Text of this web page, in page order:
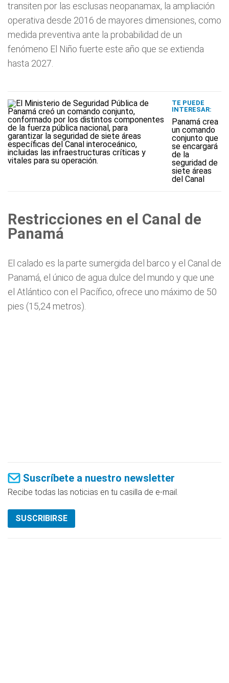
transiten por las esclusas neopanamax, la ampliación
operativa desde 2016 de mayores dimensiones, como
medida preventiva ante la probabilidad de un
fenómeno El Niño fuerte este año que se extienda
hasta 2027.
TE PUEDE
INTERESAR:
Panamá crea
un comando
conjunto que
se encargará
de la
seguridad de
siete áreas
del Canal
Restricciones en el Canal de
Panamá
El calado es la parte sumergida del barco y el Canal de
Panamá, el único de agua dulce del mundo y que une
el Atlántico con el Pacífico, ofrece uno máximo de 50
pies (15,24 metros).
Suscríbete a nuestro newsletter
Recibe todas las noticias en tu casilla de e-mail.
SUSCRIBIRSE